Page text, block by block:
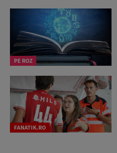
PE ROZ
FANATIK.RO